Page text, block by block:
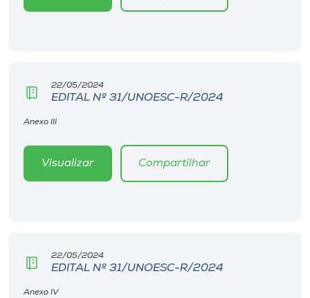
22/05/2024
EDITAL Nº 31/UNOESC-R/2024
Anexo III
Visualizar Compartilhar
22/05/2024
EDITAL Nº 31/UNOESC-R/2024
Anexo IV